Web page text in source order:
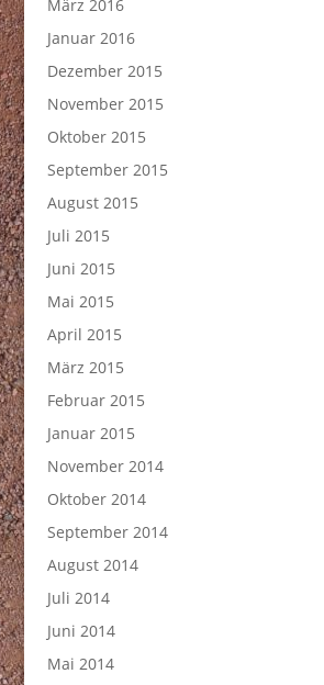
März 2016
Januar 2016
Dezember 2015
November 2015
Oktober 2015
September 2015
August 2015
Juli 2015
Juni 2015
Mai 2015
April 2015
März 2015
Februar 2015
Januar 2015
November 2014
Oktober 2014
September 2014
August 2014
Juli 2014
Juni 2014
Mai 2014